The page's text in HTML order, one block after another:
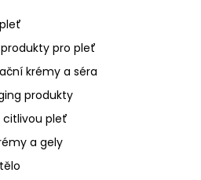
pro pleť
krémy a séra
produkty
citlivou pleť
a gely